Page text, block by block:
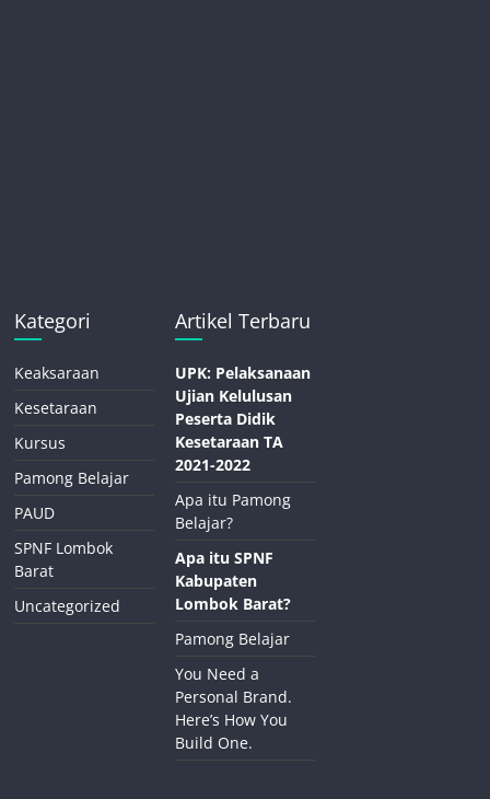
Kategori
Keaksaraan
Kesetaraan
Kursus
Pamong Belajar
PAUD
SPNF Lombok
Barat
Uncategorized
Artikel Terbaru
UPK: Pelaksanaan
Ujian Kelulusan
Peserta Didik
Kesetaraan TA
2021-2022
Apa itu Pamong
Belajar?
Apa itu SPNF
Kabupaten
Lombok Barat?
Pamong Belajar
You Need a
Personal Brand.
Here’s How You
Build One.